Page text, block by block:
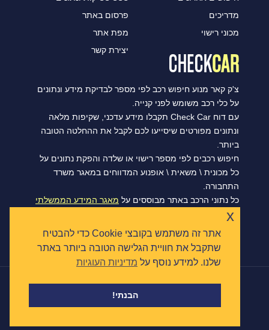
מדריכים
מכוני רישוי
פרסום באתר
מפת אתר
יצירת קשר
צ'ק קאר מנוע חיפוש רכב לפי מספר לבדיקת מידע ונתונים
על כלי רכב משומש לפני קנייה.
עם דוח Check Car תקבלו מידע עדכני, שקיפות מלאה
ונתונים מפורטים שיסייעו לכם לקבל את ההחלטה הטובה
ביותר.
חיפוש רכבים לפי מספר רישוי או שלדה והפקת נתונים על
כל מכונית \ משאית \ אופנוע המדווחים במאגר משרד
התחבורה.
כל נתוני הרכב באתר מבוססים על מאגר המידע הממשלתי
הפתוח של משרד התחבורה, ומסתנכרנים מדי יום.
אתר זה משתמש בקובצי Cookie כדי להבטיח
שתקבל את חוויית הגלישה הטובה ביותר באתר
שלנו. למידע נוסף על מדיניות העוגיות
הבנתי!
x